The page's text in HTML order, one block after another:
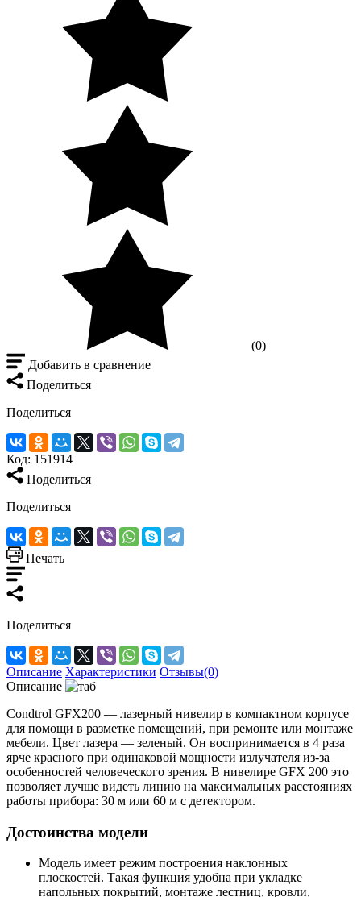
(0)
Добавить в сравнение
Поделиться
Поделиться
Код: 151914
Поделиться
Поделиться
Печать
Поделиться
Описание Характеристики Отзывы(0)
Описание
Condtrol GFX200 — лазерный нивелир в компактном корпусе
для помощи в разметке помещений, при ремонте или монтаже
мебели. Цвет лазера — зеленый. Он воспринимается в 4 раза
ярче красного при одинаковой мощности излучателя из-за
особенностей человеческого зрения. В нивелире GFX 200 это
позволяет лучше видеть линию на максимальных расстояниях
работы прибора: 30 м или 60 м с детектором.
Достоинства модели
Модель имеет режим построения наклонных
плоскостей. Такая функция удобна при укладке
напольных покрытий, монтаже лестниц, кровли,